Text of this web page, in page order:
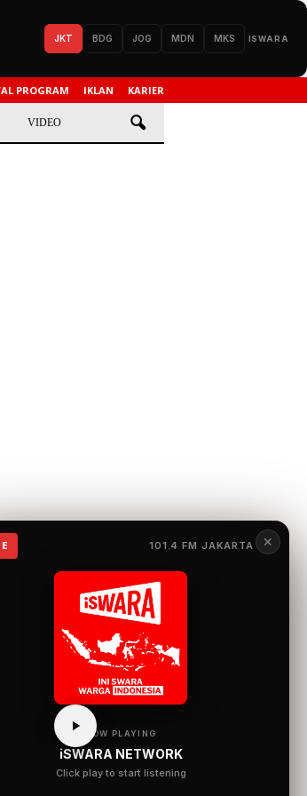
JKT BDG JOG MDN MKS ISWARA
✕
101.4 FM JAKARTA
NOW PLAYING
iSWARA NETWORK
Click play to start listening
PROGRAM IKLAN KARIER
VIDEO
iSWARA Banjarmasin